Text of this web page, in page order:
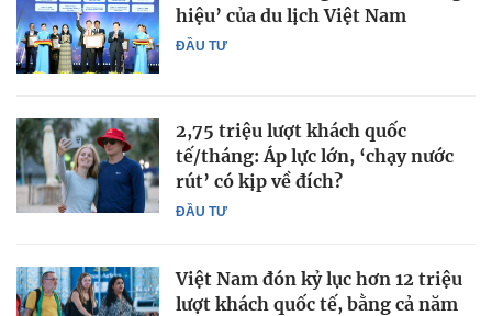
ĐẦU TƯ
hiệu’ của du lịch Việt Nam
ĐẦU TƯ
2,75 triệu lượt khách quốc
tế/tháng: Áp lực lớn, ‘chạy nước
rút’ có kịp về đích?
Việt Nam đón kỷ lục hơn 12 triệu
lượt khách quốc tế, bằng cả năm